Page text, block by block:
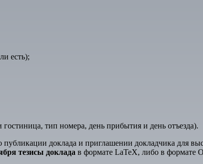
есть);
тип номера, день прибытия и день отъезда).
доклада и приглашении докладчика для
тезисы доклада в формате LaTeX, либо в формате